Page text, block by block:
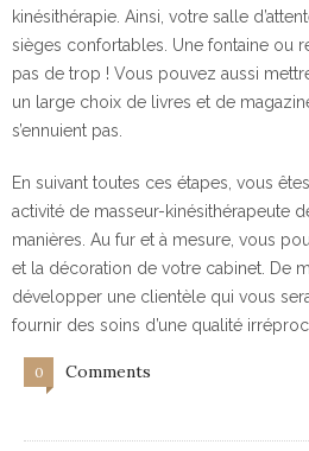
kinésithérapie. Ainsi, votre salle
sièges confortables. Une fontaine ou
pas de trop ! Vous pouvez aussi
un large choix de livres et de
s’ennuient pas.
En suivant toutes ces étapes, vous
activité de masseur-kinésithérapeute
manières. Au fur et à mesure, vous
et la décoration de votre cabinet. De
développer une clientèle qui vous
fournir des soins d’une qualité
0 Comments